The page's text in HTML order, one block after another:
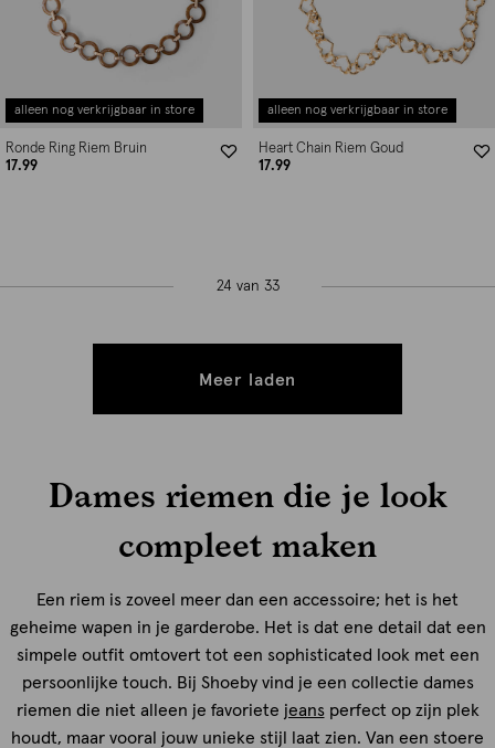
alleen nog verkrijgbaar in store
Ronde Ring Riem Bruin
17.99
alleen nog verkrijgbaar in store
Heart Chain Riem Goud
17.99
24 van 33
Meer laden
Dames riemen die je look
compleet maken
Een riem is zoveel meer dan een accessoire; het is het
geheime wapen in je garderobe. Het is dat ene detail dat een
simpele outfit omtovert tot een sophisticated look met een
persoonlijke touch. Bij Shoeby vind je een collectie dames
riemen die niet alleen je favoriete jeansperfect op zijn plek
houdt, maar vooral jouw unieke stijl laat zien. Van een stoere